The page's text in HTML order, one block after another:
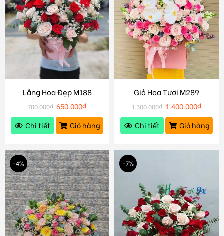
Lẵng Hoa Đẹp M188
700.000₫ 650.000₫
Chi tiết
Giỏ hàng
Giỏ Hoa Tươi M289
1.500.000₫ 1.400.000₫
Chi tiết
Giỏ hàng
-4% -7%